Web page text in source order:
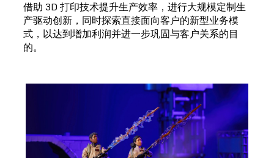
借助 3D 打印技术提升生产效率，进行大规模定制生
产驱动创新，同时探索直接面向客户的新型业务模
式，以达到增加利润并进一步巩固与客户关系的目
的。